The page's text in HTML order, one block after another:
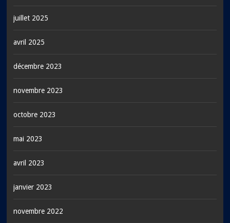
juillet 2025
avril 2025
décembre 2023
novembre 2023
octobre 2023
mai 2023
avril 2023
janvier 2023
novembre 2022